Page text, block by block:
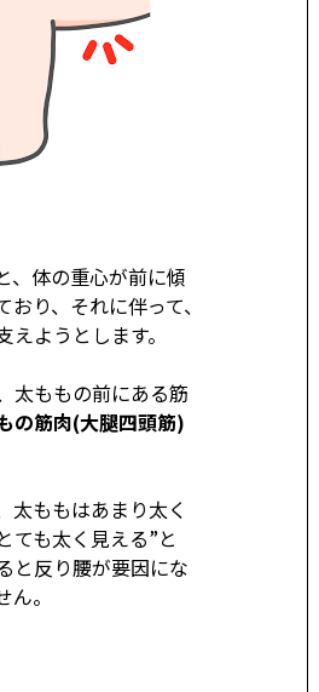
、体の重心が前に傾
り、それに伴って、
ようとします。
太ももの前にある筋
の筋肉(大腿四頭筋)
太ももはあまり太く
ても太く見える”と
と反り腰が要因にな
。